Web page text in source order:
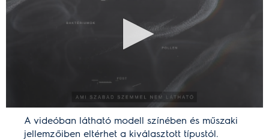
A videóban látható modell színében és műszaki
jellemzőiben eltérhet a kiválasztott típustól.